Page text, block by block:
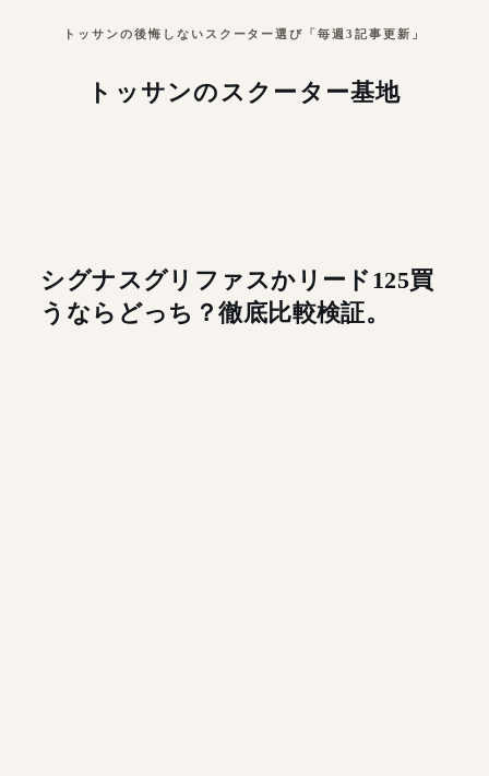
トッサンの後悔しないスクーター選び「毎週3記事更新」
トッサンのスクーター基地
シグナスグリファスかリード125買
うならどっち？徹底比較検証。